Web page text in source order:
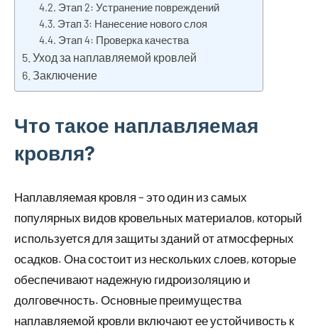
Этап 2: Устранение повреждений
Этап 3: Нанесение нового слоя
Этап 4: Проверка качества
Уход за наплавляемой кровлей
Заключение
Что такое наплавляемая
кровля?
Наплавляемая кровля – это один из самых
популярных видов кровельных материалов, который
используется для защиты зданий от атмосферных
осадков. Она состоит из нескольких слоев, которые
обеспечивают надежную гидроизоляцию и
долговечность. Основные преимущества
наплавляемой кровли включают ее устойчивость к